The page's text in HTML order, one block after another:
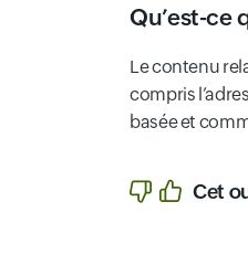
Qu’est-ce
Le contenu
compris
basée et
Cet